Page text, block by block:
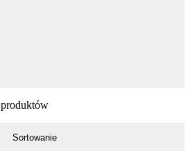
produktów
Sortowanie